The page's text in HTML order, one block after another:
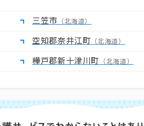
三笠市 （北海道）
空知郡奈井江町 （北海道）
樺戸郡新十津川町 （北海道）